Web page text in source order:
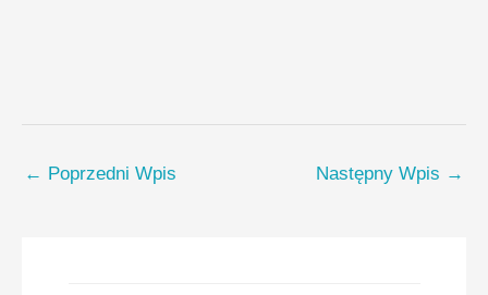
← Poprzedni Wpis Następny Wpis →